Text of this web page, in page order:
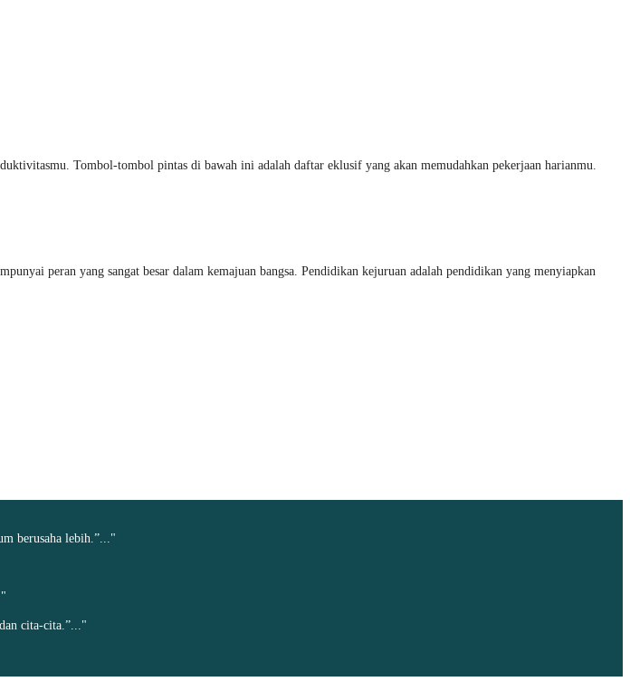
Tombol-tombol pintas di bawah ini adalah daftar eklusif yang akan memudahkan pekerjaan harianmu.
peran yang sangat besar dalam kemajuan bangsa. Pendidikan kejuruan adalah pendidikan yang menyiapkan
berusaha lebih.”..."
cita-cita.”..."